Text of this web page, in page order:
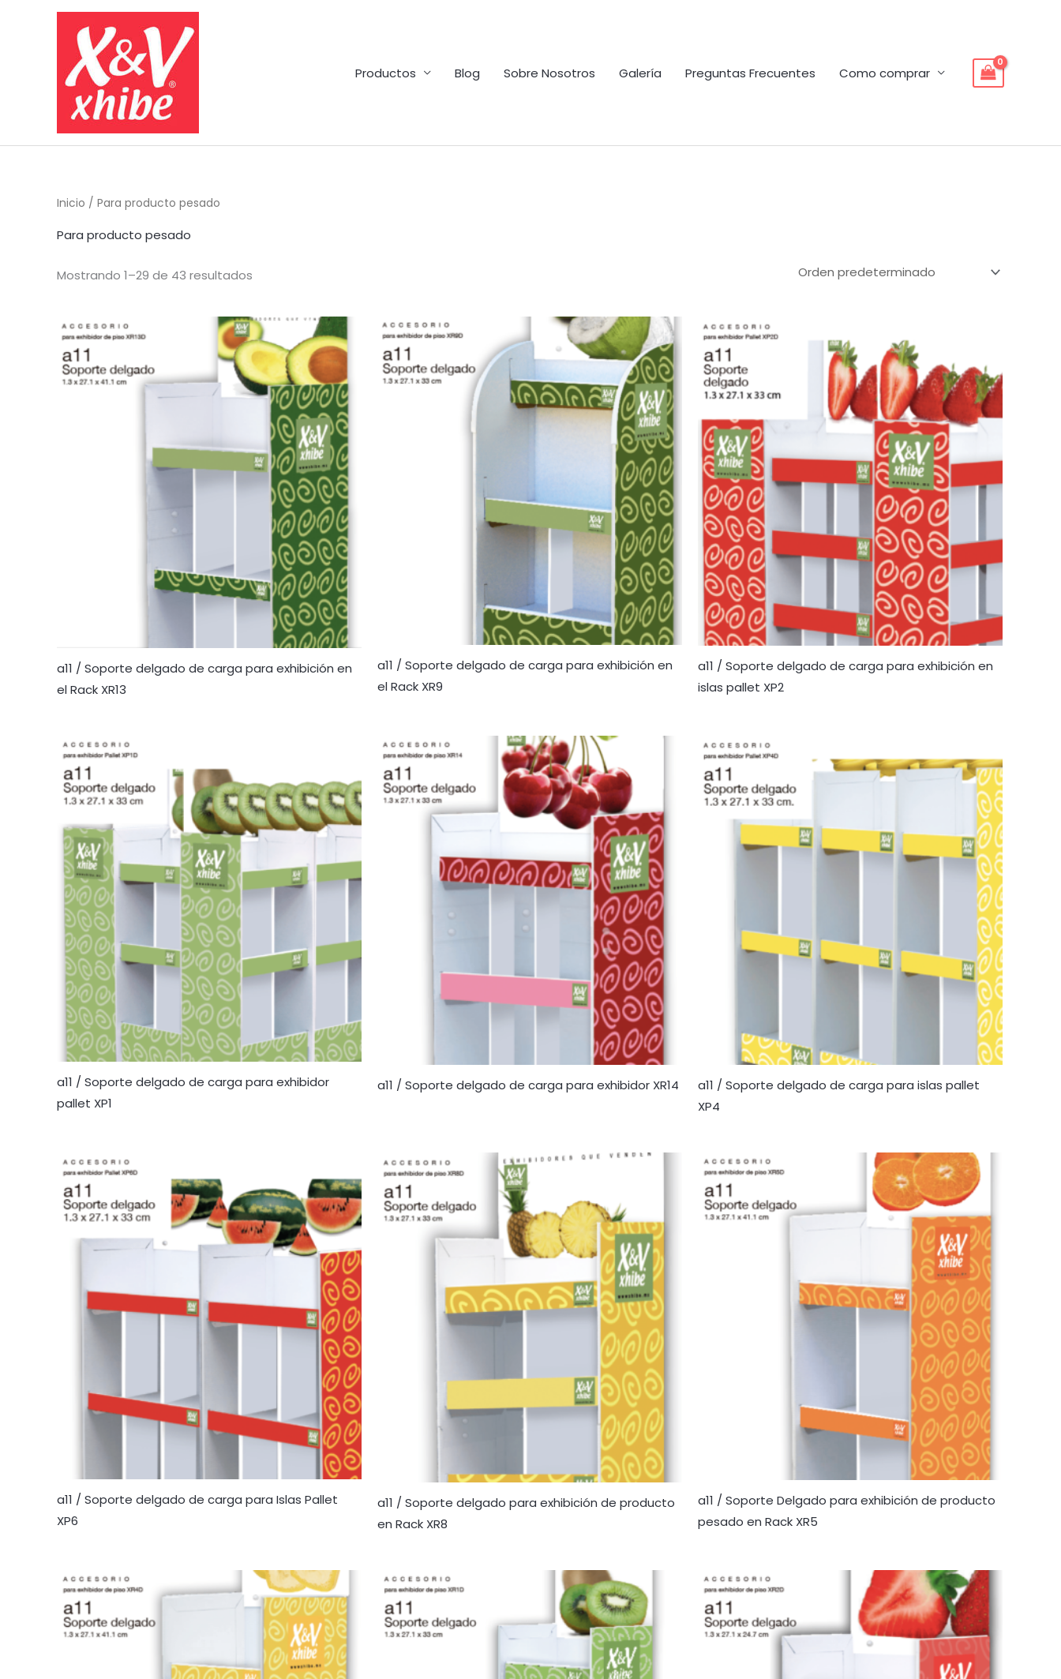
Productos
Blog Sobre Nosotros Galería Preguntas Frecuentes Como comprar
Inicio / Para producto pesado
Para producto pesado
Mostrando 1–29 de 43 resultados
a11 / Soporte delgado de carga para exhibición en
el Rack XR13
a11 / Soporte delgado de carga para exhibición en
el Rack XR9
a11 / Soporte delgado de carga para exhibición en
islas pallet XP2
a11 / Soporte delgado de carga para exhibidor
pallet XP1
a11 / Soporte delgado de carga para exhibidor XR14
a11 / Soporte delgado de carga para islas pallet
XP4
a11 / Soporte delgado de carga para Islas Pallet
XP6
a11 / Soporte delgado para exhibición de producto
en Rack XR8
a11 / Soporte Delgado para exhibición de producto
pesado en Rack XR5